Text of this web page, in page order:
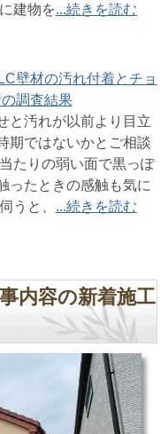
建物を...続きを読む
壁材の汚れ付着とチョ
調査結果
と汚れが以前より目立
期ではないかとご相談
たりの弱い面で黒っぽ
ったときの感触も気に
うと、 ...続きを読む
内容の新着施工